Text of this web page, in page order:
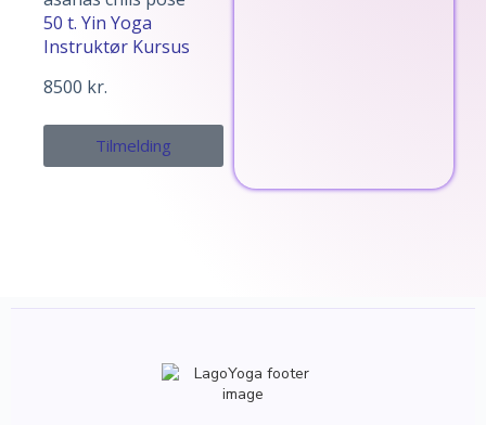
50 t. Yin Yoga
Instruktør Kursus
8500 kr.
Tilmelding